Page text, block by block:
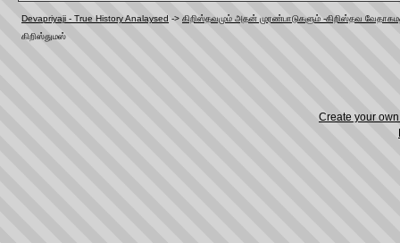
Devapriyaji - True History Analaysed -> கிறிஸ்தவமும் அதன் முரண்பாடுகளும் -கிறிஸ்தவ
கிறிஸ்துமஸ்
Create your